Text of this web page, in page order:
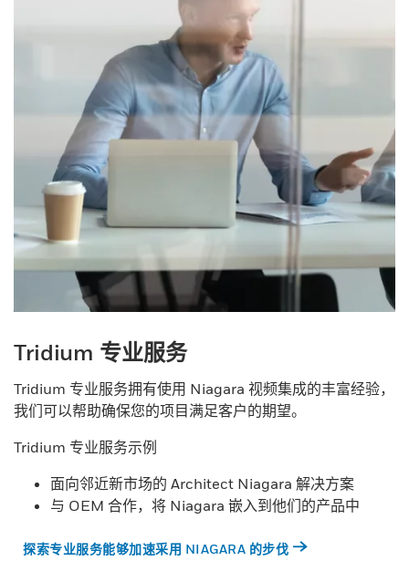
Tridium 专业服务
Tridium 专业服务拥有使用 Niagara 视频集成的丰富经验，
我们可以帮助确保您的项目满足客户的期望。
Tridium 专业服务示例
面向邻近新市场的 Architect Niagara 解决方案
与 OEM 合作，将 Niagara 嵌入到他们的产品中
探索专业服务能够加速采用 NIAGARA 的步伐